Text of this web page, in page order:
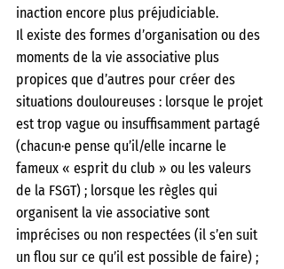
inaction encore plus préjudiciable.
Il existe des formes d’organisation ou des
moments de la vie associative plus
propices que d’autres pour créer des
situations douloureuses : lorsque le projet
est trop vague ou insuffisamment partagé
(chacun·e pense qu’il/elle incarne le
fameux « esprit du club » ou les valeurs
de la FSGT) ; lorsque les règles qui
organisent la vie associative sont
imprécises ou non respectées (il s’en suit
un flou sur ce qu’il est possible de faire) ;